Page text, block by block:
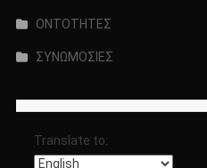
ΟΝΤΟΤΗΤΕΣ
ΣΥΝΩΜΟΣΙΕΣ
Translate to: